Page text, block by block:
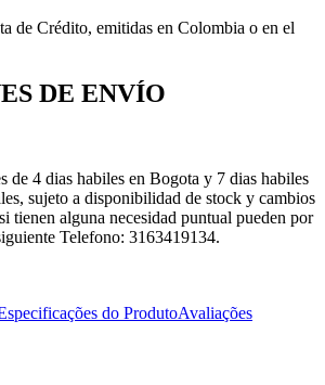
de Crédito, emitidas en Colombia o en el
DE ENVÍO
de 4 dias habiles en Bogota y 7 dias habiles
sujeto a disponibilidad de stock y cambios
tienen alguna necesidad puntual pueden por
Telefono: 3163419134.
do ProdutoAvaliações